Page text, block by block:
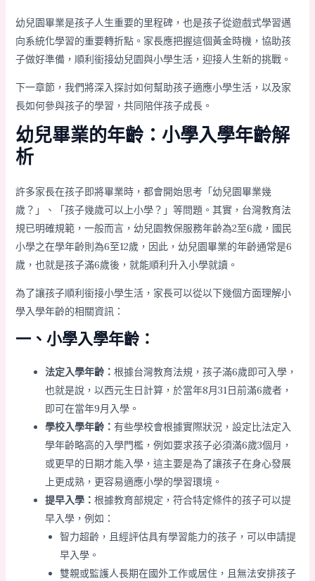
幼兒園畢業是孩子人生重要的里程碑，也是孩子從遊戲式學習邁
向系統化學習的重要轉折點。家長應把握這個黃金時機，協助孩
子做好準備，順利銜接幼兒園與小學生活，迎接人生新的挑戰。
下一章節，我們將深入探討如何幫助孩子適應小學生活，以及家
長如何參與孩子的學習，共同陪伴孩子成長。
幼兒畢業的年齡：小學入學年齡解
析
許多家長在孩子即將畢業時，都會開始思考「幼兒園畢業幾
歲？」、「孩子幾歲可以上小學？」等問題。其實，台灣教育法
規已明確規範，一般而言，幼兒園教保服務年齡為2至6歲，國民
小學之在學年齡則為6至12歲，因此，幼兒園畢業的年齡通常是6
歲，也就是孩子滿6歲後，就能順利升入小學就讀。
為了讓孩子順利銜接小學生活，家長可以從以下幾個方面理解小
學入學年齡的相關資訊：
一、小學入學年齡：
法定入學年齡： 根據台灣教育法規，孩子滿6歲即可入學，
也就是說，以西元生日計算，於當年8月31日前滿6歲者，
即可在當年9月入學。
學校入學年齡： 有些學校會根據實際狀況，設定比法定入
學年齡略高的入學門檻，例如要求孩子必須滿6歲3個月，
或更早的日期才能入學，這主要是為了讓孩子在身心發展
上更成熟，更容易適應小學的學習環境。
提早入學： 根據教育部規定，符合特定條件的孩子可以提
早入學，例如：
智力超齡，且經評估具有學習能力的孩子，可以申請提
早入學。
雙親或監護人長期在國外工作或居住，且無法安排孩子